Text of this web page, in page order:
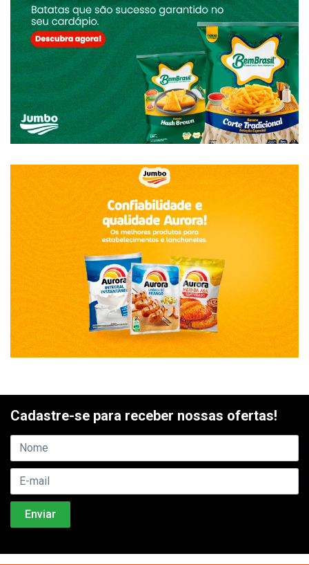
Cadastre-se para receber nossas ofertas!